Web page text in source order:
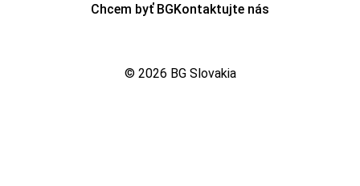
Chcem byť BGKontaktujte nás
© 2026 BG Slovakia